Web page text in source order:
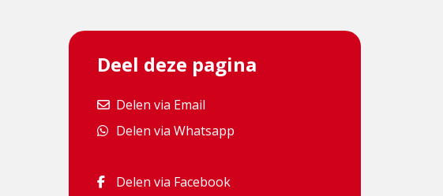
Deel deze pagina
Delen via Email
Delen via Email
Delen via Whatsapp
Delen via Whatsapp
Delen via Facebook
Delen via Facebook